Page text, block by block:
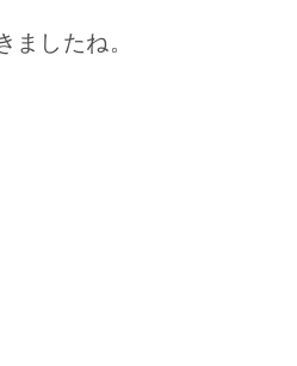
ましたね。